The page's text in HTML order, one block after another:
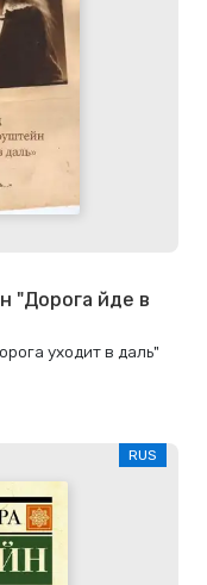
"Дорога йде в
уходит в даль"
RUS